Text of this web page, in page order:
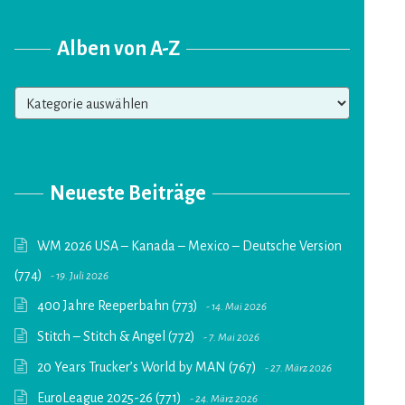
Alben von A-Z
Alben
von
Neueste Beiträge
WM 2026 USA – Kanada – Mexico – Deutsche Version
(774)
19. Juli 2026
400 Jahre Reeperbahn (773) 14. Mai 2026
Stitch – Stitch & Angel (772) 7. Mai 2026
20 Years Trucker’s World by MAN (767) 27. März 2026
EuroLeague 2025-26 (771) 24. März 2026